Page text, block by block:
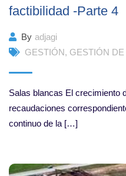
factibilidad -Parte 4
By adjagi
GESTIÓN, GESTIÓN
Salas blancas El crecimiento
recaudaciones
continuo de la […]